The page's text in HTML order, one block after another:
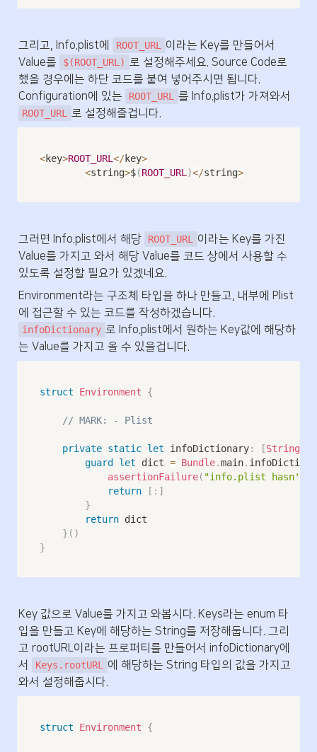
그리고, Info.plist에 ROOT_URL
이라는 Key를 만들어서
Value를
$(ROOT_URL) 로 설정해주세요. Source Code로
했을 경우에는 하단 코드를 붙여 넣어주시면 됩니다.
Configuration에 있는
ROOT_URL
ROOT_URL 로 설정해줄겁니다.
<key>ROOT_URL </key>
<string>$(ROOT_URL )</string>
그러면 Info.plist에서 해당 ROOT_URL
이라는 Key를 가진
Value를 가지고 와서 해당 Value를 코드 상에서 사용할 수
있도록 설정할 필요가 있겠네요.
Environment라는 구조체 타입을 하나 만들고, 내부에 Plist
infoDictionary 로 Info.plist에서 원하는 Key값에 해당하
는 Value를 가지고 올 수 있을겁니다.
struct Environment {
// MARK: - Plist
private static let infoDictionary: [String
guard
let dict = Bundle.main.
assertionFailure( "info.plist hasn't
return
[ : ]
}
return dict
} ( )
}
Key 값으로 Value를 가지고 와봅시다. Keys라는 enum 타
입을 만들고 Key에 해당하는 String를 저장해둡니다. 그리
고 rootURL이라는 프로퍼티를 만들어서 infoDictionary에
서
Keys.rootURL
에 해당하는 String 타입의 값을 가지고
와서 설정해줍시다.
struct Environment {